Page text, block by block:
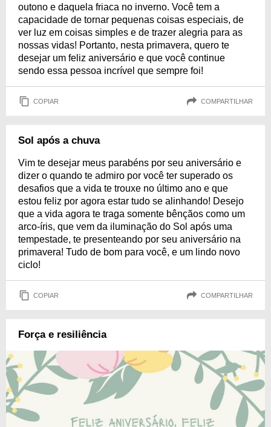
outono e daquela friaca no inverno. Você tem a
capacidade de tornar pequenas coisas especiais, de
ver luz em coisas simples e de trazer alegria para as
nossas vidas! Portanto, nesta primavera, quero te
desejar um feliz aniversário e que você continue
sendo essa pessoa incrível que sempre foi!
COPIAR COMPARTILHAR
Sol após a chuva
Vim te desejar meus parabéns por seu aniversário e
dizer o quando te admiro por você ter superado os
desafios que a vida te trouxe no último ano e que
estou feliz por agora estar tudo se alinhando! Desejo
que a vida agora te traga somente bênçãos como um
arco-íris, que vem da iluminação do Sol após uma
tempestade, te presenteando por seu aniversário na
primavera! Tudo de bom para você, e um lindo novo
ciclo!
COPIAR COMPARTILHAR
Força e resiliência